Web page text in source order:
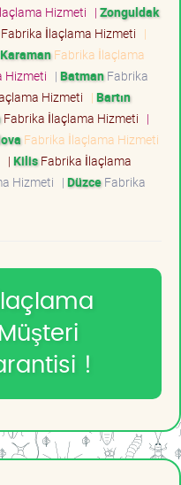
Hizmeti | Zonguldak
İlaçlama Hizmeti |
KaramanFabrika İlaçlama
Hizmeti | BatmanFabrika
Hizmeti | Bartın
Fabrika İlaçlama Hizmeti |
Fabrika İlaçlama Hizmeti
| KilisFabrika İlaçlama
Hizmeti | DüzceFabrika
!